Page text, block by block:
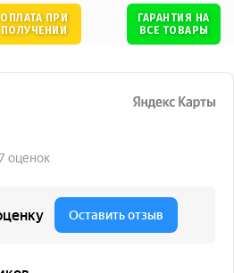
ОПЛАТА ПРИ
ПОЛУЧЕНИИ
ГАРАНТИЯ НА
ВСЕ ТОВАРЫ